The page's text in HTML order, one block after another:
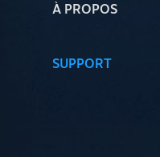
À PROPOS
SUPPORT